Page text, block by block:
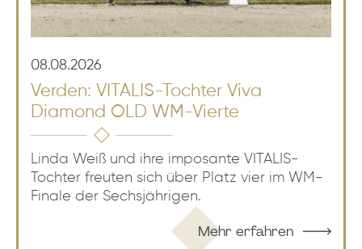
08.08.2026
Verden: VITALIS-Tochter Viva
Diamond OLD WM-Vierte
Linda Weiß und ihre imposante VITALIS-
Tochter freuten sich über Platz vier im WM-
Finale der Sechsjährigen.
Mehr erfahren